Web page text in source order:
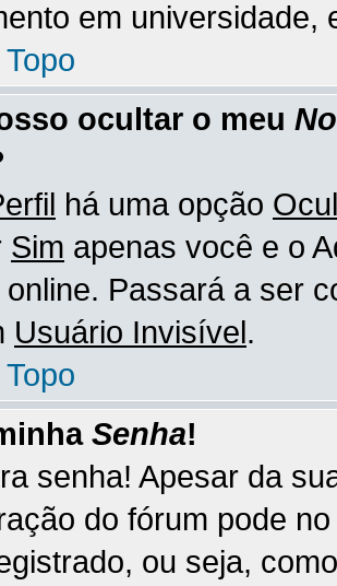
em universidade,
ocultar o meu
há uma opção
Sim apenas você e o
Passará a ser
Usuário Invisível.
Senha!
senha! Apesar da
do fórum pode
ou seja,